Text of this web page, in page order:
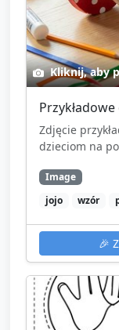
Kliknij, aby
Zdjęcie
dzieciom na
Image
jojo
wzór
🎉